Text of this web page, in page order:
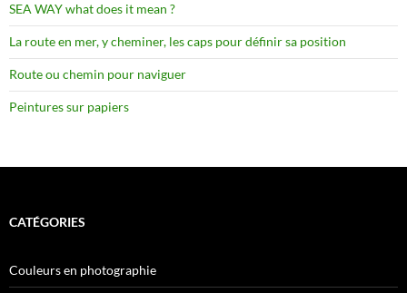
SEA WAY what does it mean ?
La route en mer, y cheminer, les caps pour définir sa position
Route ou chemin pour naviguer
Peintures sur papiers
CATÉGORIES
Couleurs en photographie